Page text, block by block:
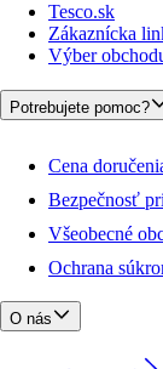
Tesco.sk
Zákaznícka
Výber
Potrebujete pomoc?
Cena
Bezpečnosť
Všeobecné
Ochrana
O nás